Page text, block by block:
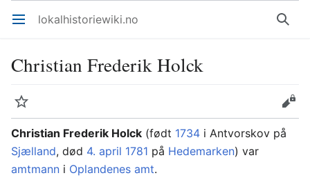
Åpne hovedmenyen lokalhistoriewiki.no Søk
Christian Frederik Holck
Overvåk
Rediger
Christian Frederik Holck (født 1734 i Antvorskov på
Sjælland, død 4. april 1781 på Hedemarken) var
amtmann i Oplandenes amt.